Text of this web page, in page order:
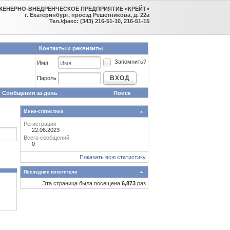
ВНЕДРЕНЧЕСКОЕ ПРЕДПРИЯТИЕ «КРЕЙТ»
г. Екатеринбург, проезд Решетникова, д. 22а
Тел./факс: (343) 216-51-10, 216-51-15
Контакты и реквизиты
Имя Запомнить?
Пароль ВХОД
Сообщения за день Поиск
Мини-статистика
Регистрация
22.06.2023
Всего сообщений
0
Показать всю статистику
Последние посетители
Эта страница была посещена 6,873раз